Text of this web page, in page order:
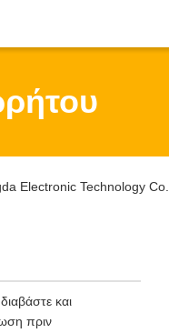
Electronic Technology
και
πριν